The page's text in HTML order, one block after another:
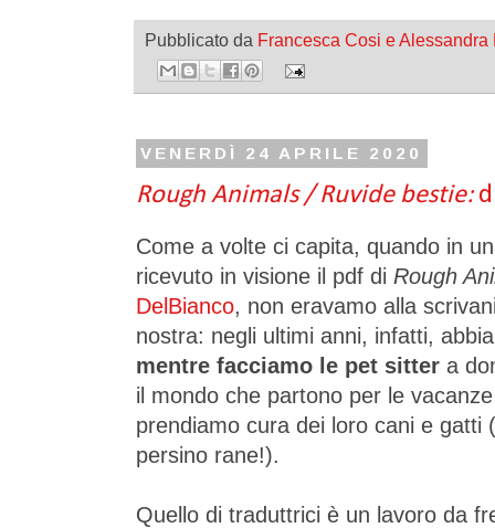
Pubblicato da Francesca Cosi e Alessandra
VENERDÌ 24 APRILE 2020
Rough Animals / Ruvide bestie:
Come a volte ci capita, quando in
ricevuto in visione il pdf di Rough
DelBianco, non eravamo alla
nostra: negli ultimi anni, infatti,
mentre facciamo le pet sitter a
il mondo che partono per le
prendiamo cura dei loro cani e gatti
persino rane!).
Quello di traduttrici è un lavoro da